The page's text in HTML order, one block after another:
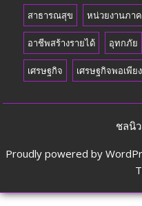
สาธารณสุข หน่วยงานภา
อาชีพสร้างรายได้ อุทกภัย
เศรษฐกิจ เศรษฐกิจพอเพียง
ชลนิ
Proudly powered by